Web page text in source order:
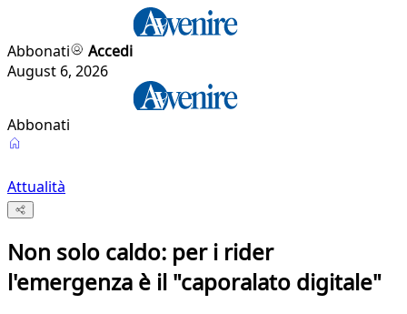
Abbonati
Accedi
August 6, 2026
Abbonati
Attualità
Non solo caldo: per i rider
l'emergenza è il "caporalato digitale"